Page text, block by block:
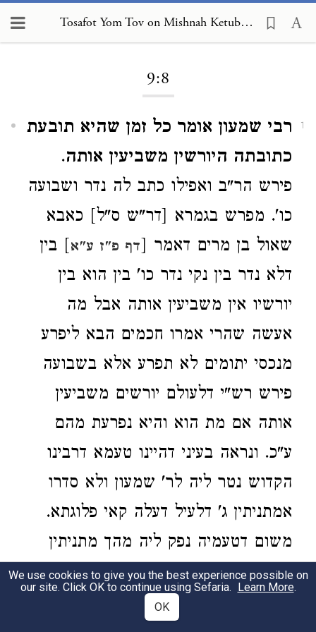
Tosafot Yom Tov on Mishnah Ketubot 9:8
9:8
1
רבי שמעון אומר כל זמן שהיא תובעת
כתובתה היורשין משביעין אותה.
פירש הר"ב ואפילו כתב לה נדר ושבועה
כו'. מפרש בגמרא [דר"ש ס"ל] כאבא
שאול בן מרים דאמר [דף פ"ז ע"א] בין
דלא נדר בין נקי נדר כו' בין הוא בין
יורשיו אין משביעין אותה אבל מה
אעשה שהרי אמרו חכמים הבא ליפרע
מנכסי יתומים לא תפרע אלא בשבועה
פירש רש"י דלעולם יורשים משביעין
אותה אם מת הוא והיא נפרעת מהם
ע"כ. ונראה בעיני דהיינו טעמא דרבינו
הקדוש נטר ליה לר' שמעון ולא סדרו
אמתניתין ג' דלעיל דעלה קאי פלוגתא.
משום דטעמיה נפק ליה מהך מתניתין
דהכא. דתנן בה מנכסי יתומים כו' ותקנה
קדומה היא ואמר רבי שמעון שלח חילקו
We use cookies to give you the best experience possible on
our site. Click OK to continue using Sefaria. Learn More.
OK